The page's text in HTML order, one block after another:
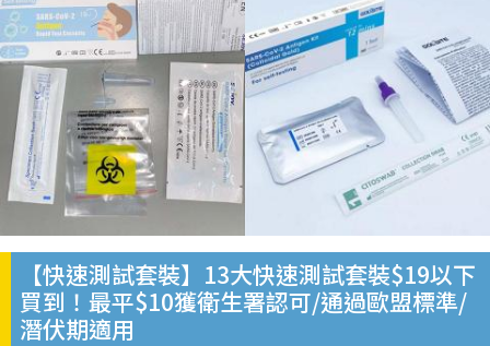
【快速測試套裝】13大快速測試套裝$19以下
買到！最平$10獲衛生署認可/通過歐盟標準/
潛伏期適用